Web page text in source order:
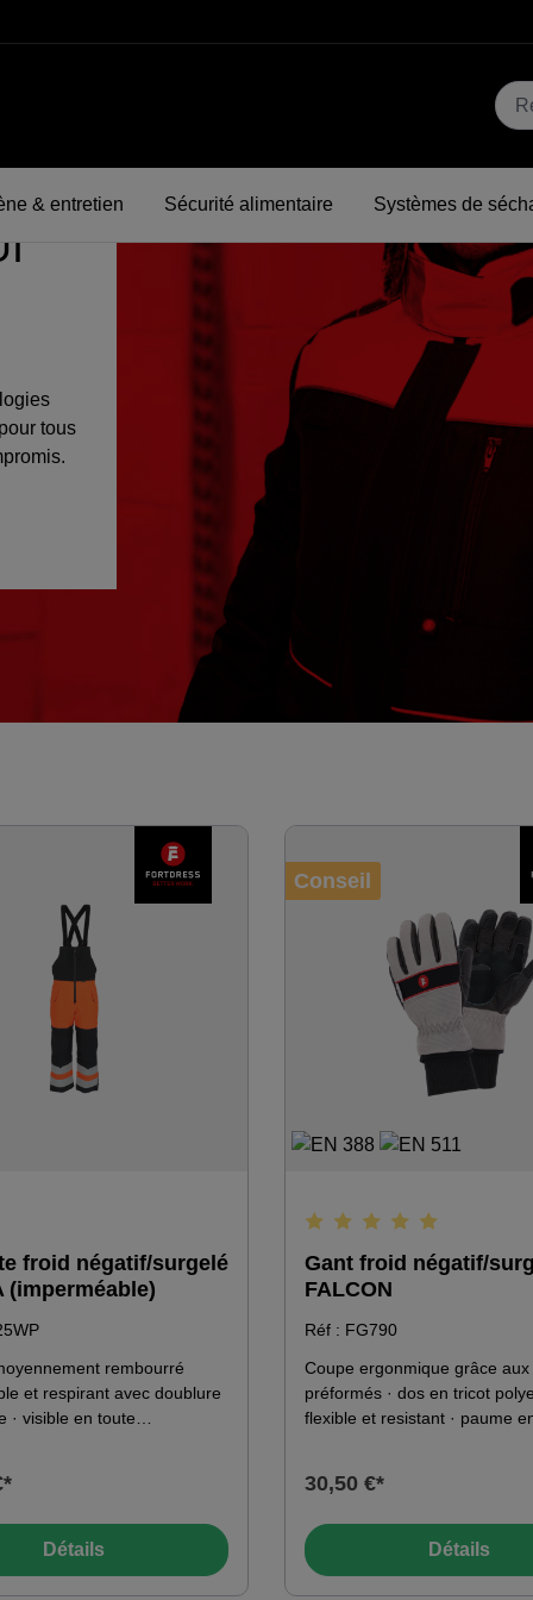
& entretien Sécurité alimentaire Systèmes de
tous
froid négatif/surgelé
(imperméable)
rembourré
et respirant avec doublure
· visible en toute
autour du bas
à la déchirure ·
sur le devant pour
Détails
Conseil
Note moyenne de 5 sur 5
Gant froid négatif/
FALCON
Réf : FG790
Coupe ergonmique grâce
préformés · dos en tricot
flexible et resistant · paume
3M Thinsulate² C150 · bouts
manchette avec bord côte.
30,50 €*
Détails